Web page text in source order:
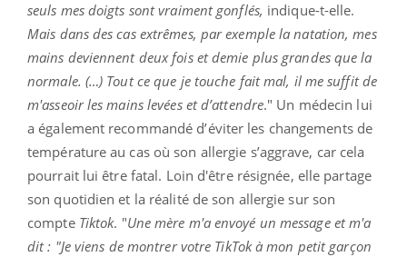
seuls mes doigts sont vraiment gonflés, indique-t-elle.
Mais dans des cas extrêmes, par exemple la natation, mes
mains deviennent deux fois et demie plus grandes que la
normale. (…) Tout ce que je touche fait mal, il me suffit de
m'asseoir les mains levées et d’attendre." Un médecin lui
a également recommandé d’éviter les changements de
température au cas où son allergie s’aggrave, car cela
pourrait lui être fatal. Loin d'être résignée, elle partage
son quotidien et la réalité de son allergie sur son
compte Tiktok. "Une mère m'a envoyé un message et m'a
dit : "Je viens de montrer votre TikTok à mon petit garçon